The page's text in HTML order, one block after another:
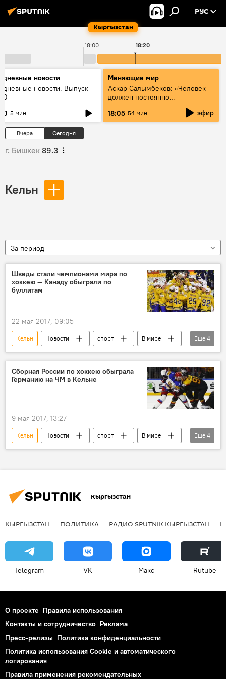
Кыргызстан
РУС
18:00 18:20
новости
новости. Выпуск
5 мин
Меняющие мир
Аскар Салымбеков: «Человек
должен постоянно
18:05 54 мин эфир
Вчера Сегодня
г. Бишкек 89.3
Кельн
За период
Шведы стали чемпионами мира по
хоккею — Канаду обыграли по
буллитам
22 мая 2017, 09:05
Кельн Новости спорт
В мире
Пресс-дайджест
Швеция
хоккей
финал
Еще 4
Сборная России по хоккею обыграла
Германию на ЧМ в Кельне
9 мая 2017, 13:27
Кельн Новости спорт
В мире
Россия
Германия
хоккей
Еще 4
Кыргызстан
КЫРГЫЗСТАН ПОЛИТИКА РАДИО SPUTNIK КЫРГЫЗСТАН
Telegram VK Макс Rutube
О проекте Правила использования
Контакты и сотрудничество Реклама
Пресс-релизы Политика конфиденциальности
Политика использования Cookie и автоматического
логирования
Правила применения рекомендательных